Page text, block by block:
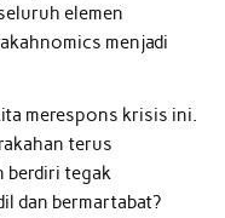
elemen
menjadi
merespons krisis ini.
terus
berdiri tegak
dan bermartabat?